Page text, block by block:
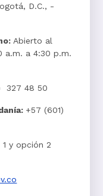
D.C., -
Abierto al
a.m. a 4:30 p.m.
327 48 50
+57 (601)
1 y opción 2